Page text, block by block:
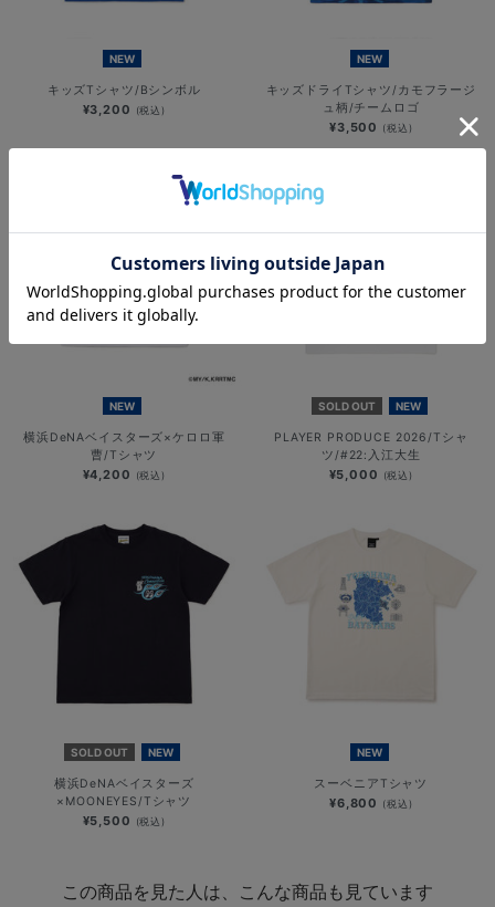
NEW
キッズTシャツ/Bシンボル
¥3,200 (税込)
NEW
キッズドライTシャツ/カモフラージ
ュ柄/チームロゴ
¥3,500 (税込)
NEW
横浜DeNAベイスターズ×ケロロ軍
曹/Tシャツ
¥4,200 (税込)
SOLD OUT NEW
PLAYER PRODUCE 2026/Tシャ
ツ/#22:入江大生
¥5,000 (税込)
SOLD OUT NEW
横浜DeNAベイスターズ
×MOONEYES/Tシャツ
¥5,500 (税込)
NEW
スーベニアTシャツ
¥6,800 (税込)
この商品を見た人は、こんな商品も見ています